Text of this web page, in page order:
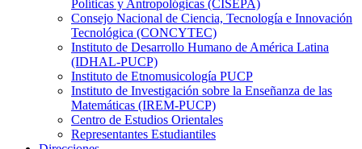
Políticas y Antropológicas (CISEPA)
Consejo Nacional de Ciencia, Tecnología e Innovación
Tecnológica (CONCYTEC)
Instituto de Desarrollo Humano de América Latina
(IDHAL-PUCP)
Instituto de Etnomusicología PUCP
Instituto de Investigación sobre la Enseñanza de las
Matemáticas (IREM-PUCP)
Centro de Estudios Orientales
Representantes Estudiantiles